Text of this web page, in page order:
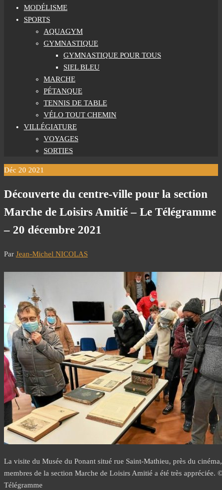
MODÉLISME
SPORTS
AQUAGYM
GYMNASTIQUE
GYMNASTIQUE POUR TOUS
SIEL BLEU
MARCHE
PÉTANQUE
TENNIS DE TABLE
VÉLO TOUT CHEMIN
VILLÉGIATURE
VOYAGES
SORTIES
Déc 20 2021
Découverte du centre-ville pour la section
Marche de Loisirs Amitié – Le Télégramme
– 20 décembre 2021
Par Jean-Michel NICOLAS
La visite du Musée du Ponant situé rue Saint-Mathieu, près du
membres de la section Marche de Loisirs Amitié a été très appréciée.
Télégramme